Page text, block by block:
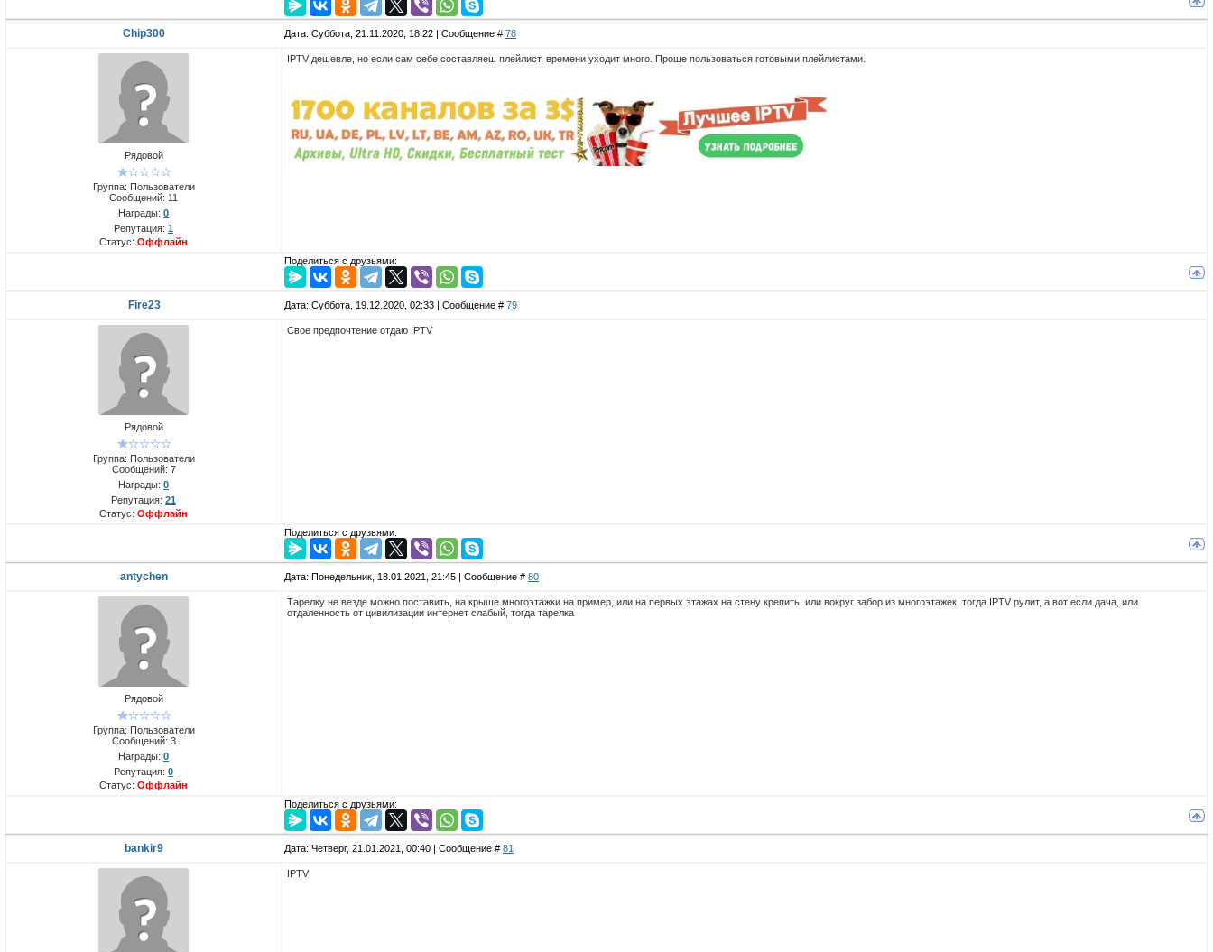
Chip300 Дата: Суббота, 21.11.2020, 18:22 | Сообщение # 78
Рядовой
Группа: Пользователи
Сообщений: 11
Награды: 0
Репутация: 1
Статус: Оффлайн
IPTV дешевле, но если сам себе составляеш плейлист, времени уходит много. Проще пользоваться готовыми плейлистами.
Поделиться с друзьями:
Fire23 Дата: Суббота, 19.12.2020, 02:33 | Сообщение # 79
Рядовой
Группа: Пользователи
Сообщений: 7
Награды: 0
Репутация: 21
Статус: Оффлайн
Свое предпочтение отдаю IPTV
Поделиться с друзьями:
antychen Дата: Понедельник, 18.01.2021, 21:45 | Сообщение # 80
Рядовой
Группа: Пользователи
Сообщений: 3
Награды: 0
Репутация: 0
Статус: Оффлайн
Тарелку не везде можно поставить, на крыше многоэтажки на пример, или на первых этажах на стену крепить, или вокруг забор из многоэтажек, тогда IPTV рулит, а вот если дача, или
отдаленность от цивилизации интернет слабый, тогда тарелка
Поделиться с друзьями:
bankir9 Дата: Четверг, 21.01.2021, 00:40 | Сообщение # 81
IPTV